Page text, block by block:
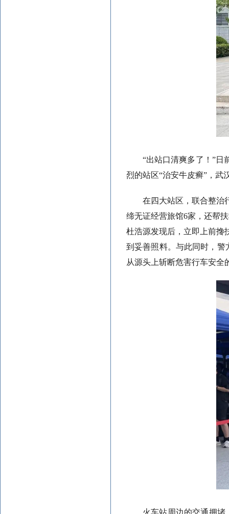
“出站口清爽多了！”日
烈的站区“治安牛皮癣”，武
在四大站区，联合整治
缔无证经营旅馆6家，还帮
杜浩源发现后，立即上前搀
到妥善照料。与此同时，警
从源头上斩断危害行车安全
火车站周边的交通拥堵